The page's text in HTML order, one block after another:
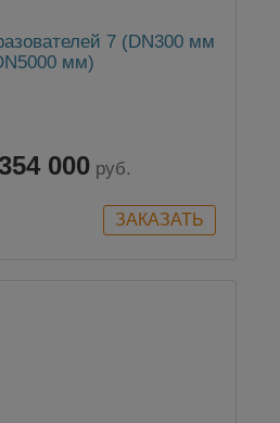
7 (DN300 мм
мм)
000 руб.